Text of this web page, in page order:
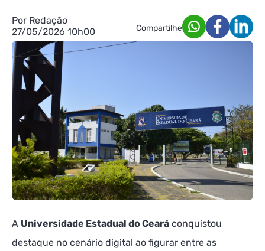
Por Redação
27/05/2026 10h00
Compartilhe
A Universidade Estadual do Ceará conquistou
destaque no cenário digital ao figurar entre as